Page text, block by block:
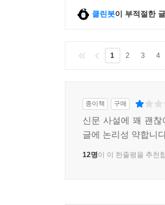
클린봇이 부적절한
1 2 3 4
종이책 구매
신문 사설에 꽤 괜
글에 논리성 약합니
12명이 이 한줄평을 추천